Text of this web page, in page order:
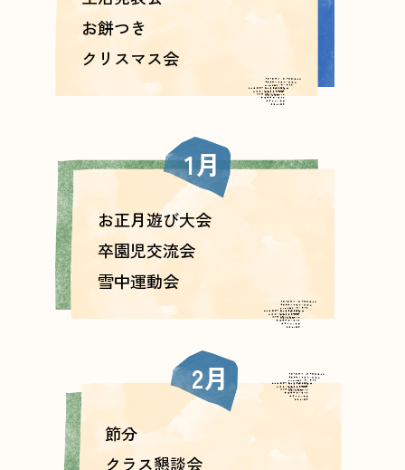
お餅つき
クリスマス会
1月
お正月遊び大会
卒園児交流会
雪中運動会
2月
節分
クラス懇談会